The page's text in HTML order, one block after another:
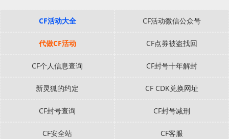
CF活动大全 CF活动微信公众号
代做CF活动 CF点券被盗找回
CF个人信息查询 CF封号十年解封
新灵狐的约定 CF CDK兑换网址
CF封号查询 CF封号减刑
CF安全站 CF客服